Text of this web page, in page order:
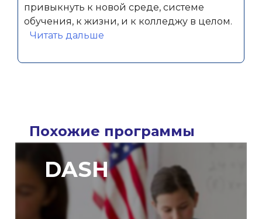
привыкнуть к новой среде, системе
обучения, к жизни, и к колледжу в целом.
Читать дальше
Похожие программы
DASH